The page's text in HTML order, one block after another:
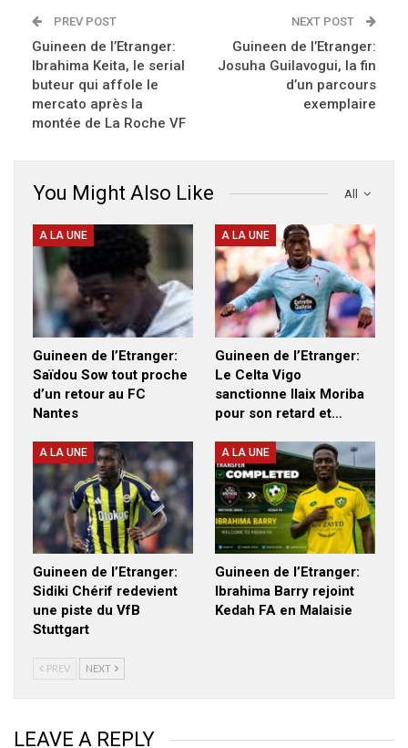
PREV POST
Guineen de l’Etranger:
Ibrahima Keita, le serial
buteur qui affole le
mercato après la
montée de La Roche VF
NEXT POST
Guineen de l’Etranger:
Josuha Guilavogui, la fin
d’un parcours
exemplaire
All
You Might Also Like
A LA UNE
Guineen de l’Etranger:
Saïdou Sow tout proche
d’un retour au FC
Nantes
A LA UNE
Guineen de l’Etranger:
Le Celta Vigo
sanctionne Ilaix Moriba
pour son retard et…
A LA UNE
Guineen de l’Etranger:
Sidiki Chérif redevient
une piste du VfB
Stuttgart
A LA UNE
Guineen de l’Etranger:
Ibrahima Barry rejoint
Kedah FA en Malaisie
PREV NEXT
LEAVE A REPLY